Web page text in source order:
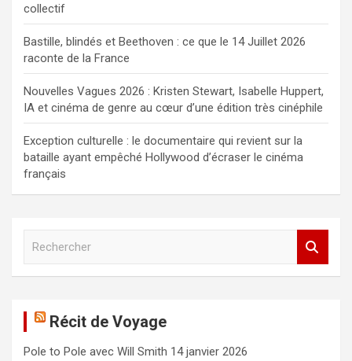
collectif
Bastille, blindés et Beethoven : ce que le 14 Juillet 2026
raconte de la France
Nouvelles Vagues 2026 : Kristen Stewart, Isabelle Huppert,
IA et cinéma de genre au cœur d’une édition très cinéphile
Exception culturelle : le documentaire qui revient sur la
bataille ayant empêché Hollywood d’écraser le cinéma
français
c
h
Récit de Voyage
Pole to Pole avec Will Smith 14 janvier 2026